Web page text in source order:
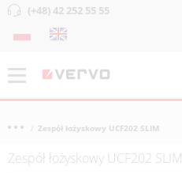
(+48) 42 252 55 55
Zespół łożyskowy UCF202 SLIM
Zespół łożyskowy UCF202 SLIM